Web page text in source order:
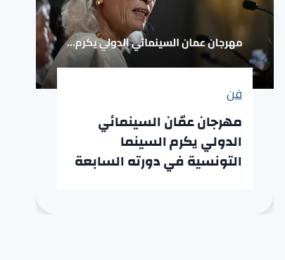
فن
مهرجان عمّان السينمائي
الدولي يكرم السينما
التونسية في دورته السابعة